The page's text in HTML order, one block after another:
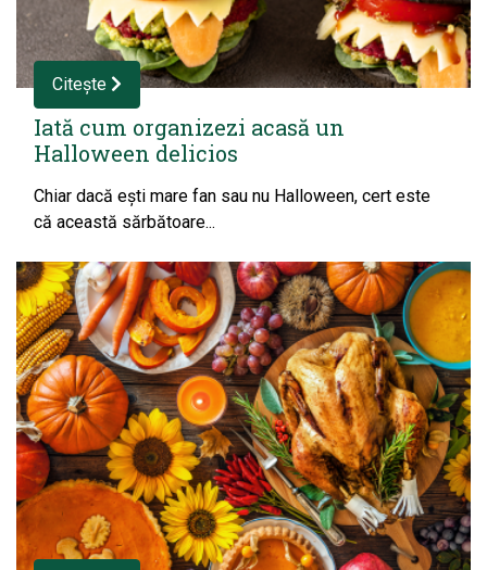
Citește
Iată cum organizezi acasă un
Halloween delicios
Chiar dacă ești mare fan sau nu Halloween, cert este
că această sărbătoare...